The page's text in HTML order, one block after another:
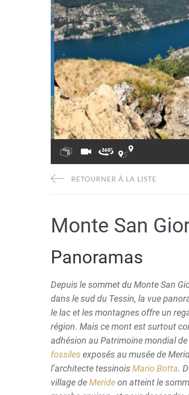
RETOURNER À LA LISTE
Monte San
Panoramas
Depuis le sommet du Monte San
dans le sud du Tessin, la vue
le lac et les montagnes offre un
région. Mais ce mont est surtout
adhésion au Patrimoine mondial de
fossilesexposés au musée de
l’architecte tessinoisMario Botta.
village deMerideon atteint le